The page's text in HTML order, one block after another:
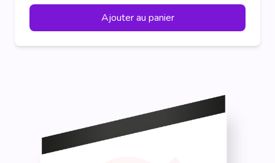
Ajouter au panier